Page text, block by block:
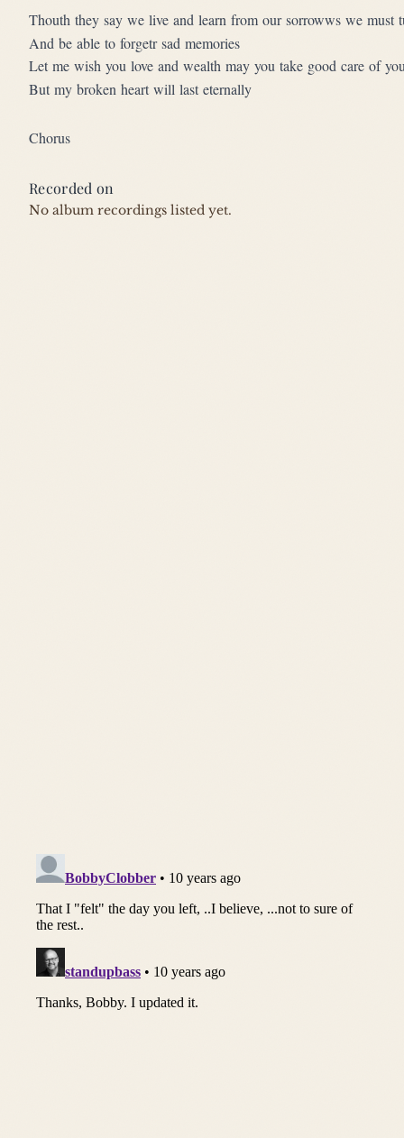
Thouth they say we live and learn from our sorrowws we must
And be able to forgetr sad memories
Let me wish you love and wealth may you take good care of
But my broken heart will last eternally
Chorus
Recorded on
No album recordings listed yet.